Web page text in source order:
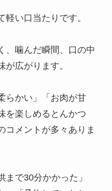
い口当たりです。
、噛んだ瞬間、口の中
広がります。
らかい」「お肉が甘
を楽しめるとんかつ
コメントが多々ありま
で30分かかった」